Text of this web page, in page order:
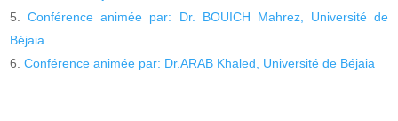
Conférence animée par: Dr. BOUICH Mahrez, Université de
Béjaia
Conférence animée par: Dr.ARAB Khaled, Université de Béjaia